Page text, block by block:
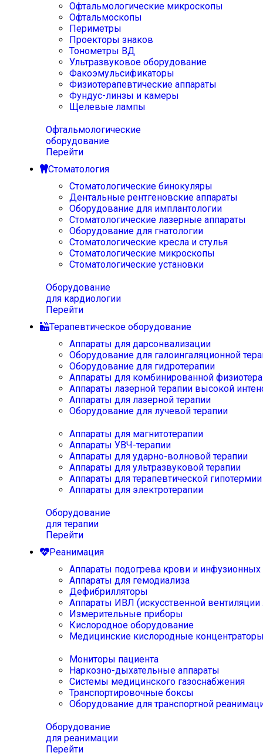
Офтальмологические микроскопы
Офтальмоскопы
Периметры
Проекторы знаков
Тонометры ВД
Ультразвуковое оборудование
Факоэмульсификаторы
Физиотерапевтические аппараты
Фундус-линзы и камеры
Щелевые лампы
Офтальмологические
оборудование
Перейти
Стоматология
Стоматологические бинокуляры
Дентальные рентгеновские аппараты
Оборудование для имплантологии
Стоматологические лазерные аппараты
Оборудование для гнатологии
Стоматологические кресла и стулья
Стоматологические микроскопы
Стоматологические установки
Оборудование
для кардиологии
Перейти
Терапевтическое оборудование
Аппараты для дарсонвализации
Оборудование для галоингаляционной
Оборудование для гидротерапии
Аппараты для комбинированной
Аппараты лазерной терапии высокой
Аппараты для лазерной терапии
Оборудование для лучевой терапии
Аппараты для магнитотерапии
Аппараты УВЧ-терапии
Аппараты для ударно-волновой терапии
Аппараты для ультразвуковой терапии
Аппараты для терапевтической
Аппараты для электротерапии
Оборудование
для терапии
Перейти
Реанимация
Аппараты подогрева крови и инфузионных
Аппараты для гемодиализа
Дефибрилляторы
Аппараты ИВЛ (искусственной вентиляции
Измерительные приборы
Кислородное оборудование
Медицинские кислородные
Мониторы пациента
Наркозно-дыхательные аппараты
Системы медицинского газоснабжения
Транспортировочные боксы
Оборудование для транспортной
Оборудование
для реанимации
Перейти